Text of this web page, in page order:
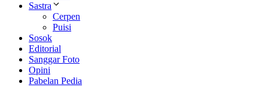
Sastra
Cerpen
Puisi
Sosok
Editorial
Sanggar Foto
Opini
Pabelan Pedia